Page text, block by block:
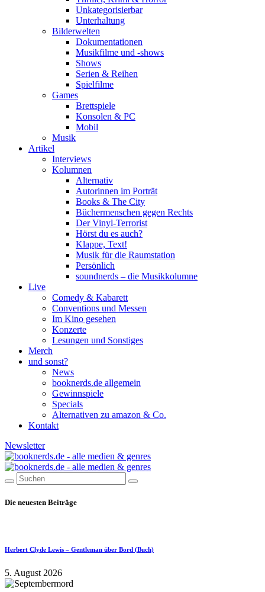
Unkategorisierbar
Unterhaltung
Bilderwelten
Dokumentationen
Musikfilme und -shows
Shows
Serien & Reihen
Spielfilme
Games
Brettspiele
Konsolen & PC
Mobil
Musik
Artikel
Interviews
Kolumnen
Alternativ
Autorinnen im Porträt
Books & The City
Büchermenschen gegen Rechts
Der Vinyl-Terrorist
Hörst du es auch?
Klappe, Text!
Musik für die Raumstation
Persönlich
soundnerds – die Musikkolumne
Live
Comedy & Kabarett
Conventions und Messen
Im Kino gesehen
Konzerte
Lesungen und Sonstiges
Merch
und sonst?
News
booknerds.de allgemein
Gewinnspiele
Specials
Alternativen zu amazon & Co.
Kontakt
Newsletter
Die neuesten Beiträge
Herbert Clyde Lewis – Gentleman über Bord (Buch)
5. August 2026